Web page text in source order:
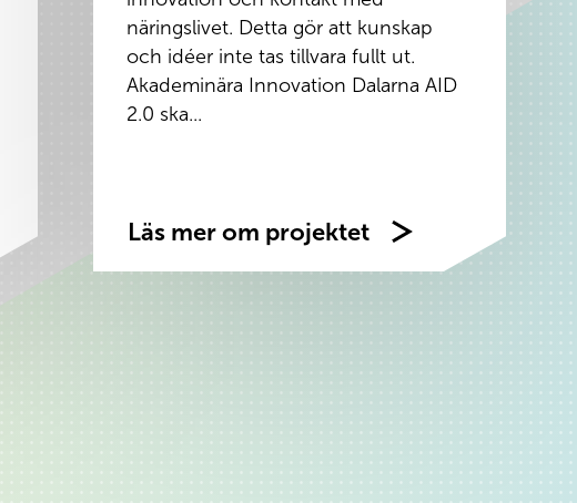
näringslivet. Detta gör att kunskap
och idéer inte tas tillvara fullt ut.
Akademinära Innovation Dalarna AID
2.0 ska...
Läs mer om projektet